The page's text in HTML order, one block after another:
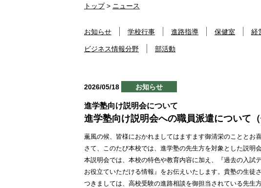
トップ> ニュース
お知らせ 学校行事 進路指導 保健室 経
ビジネス情報分野 部活動
2026/05/18 お知らせ
進学塾向け説明会について
進学塾向け説明会への職員派遣について（
薫風の候、皆様におかれましてはますます御清栄のこととお
さて、このたび本校では、進学塾の先生方を対象とした説明
本説明会では、本校の特色や教育内容に加え、『過去の入試
お役立ていただける情報』をお伝えいたします。貴塾の生徒
つきましては、高校受験の進路相談を御担当されている先生